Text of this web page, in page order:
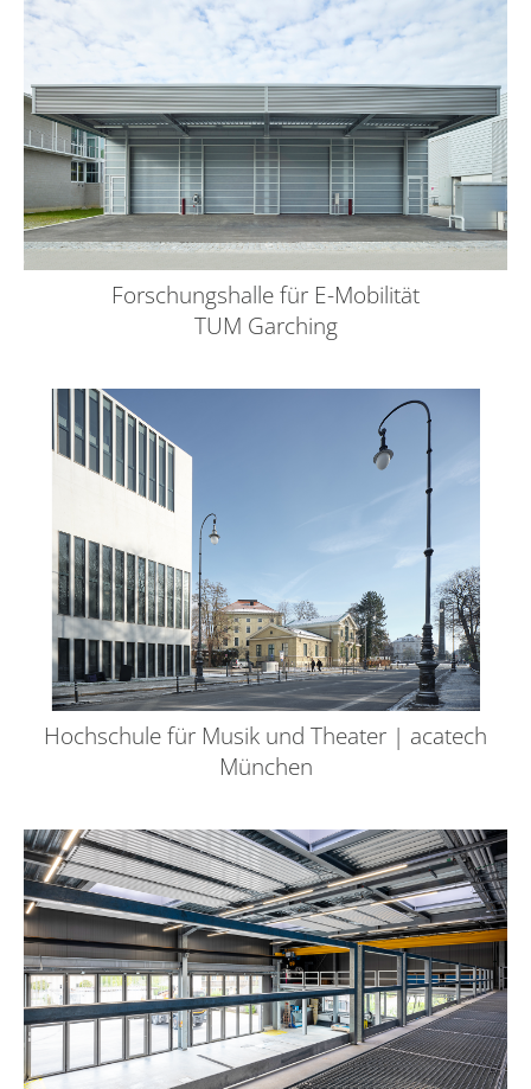
Forschungshalle für E-Mobilität
TUM Garching
Hochschule für Musik und Theater | acatech
München